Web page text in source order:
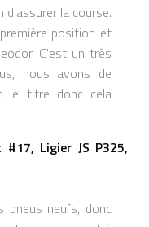
d'assurer la course.
position et
C'est un très
nous avons de
le titre donc cela
#17, Ligier JS P325,
pneus neufs, donc